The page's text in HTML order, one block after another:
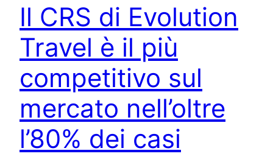
Il CRS di Evolution
Travel è il più
competitivo sul
mercato nell’oltre
l’80% dei casi